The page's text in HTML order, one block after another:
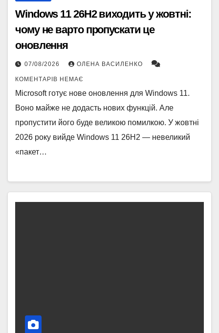
Windows 11 26H2 виходить у жовтні:
чому не варто пропускати це
оновлення
07/08/2026 ОЛЕНА ВАСИЛЕНКО
КОМЕНТАРІВ НЕМАЄ
Microsoft готує нове оновлення для Windows 11.
Воно майже не додасть нових функцій. Але
пропустити його буде великою помилкою. У жовтні
2026 року вийде Windows 11 26H2 — невеликий
«пакет…